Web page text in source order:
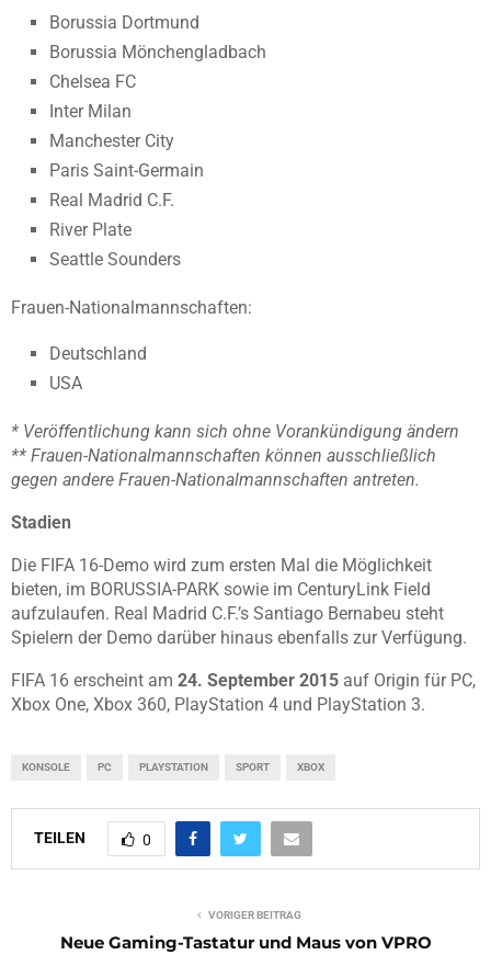
Borussia Dortmund
Borussia Mönchengladbach
Chelsea FC
Inter Milan
Manchester City
Paris Saint-Germain
Real Madrid C.F.
River Plate
Seattle Sounders
Frauen-Nationalmannschaften:
Deutschland
USA
* Veröffentlichung kann sich ohne Vorankündigung ändern
** Frauen-Nationalmannschaften können ausschließlich
gegen andere Frauen-Nationalmannschaften antreten.
Stadien
Die FIFA 16-Demo wird zum ersten Mal die Möglichkeit
bieten, im BORUSSIA-PARK sowie im CenturyLink Field
aufzulaufen. Real Madrid C.F.’s Santiago Bernabeu steht
Spielern der Demo darüber hinaus ebenfalls zur Verfügung.
FIFA 16 erscheint am 24. September 2015 auf Origin für PC,
Xbox One, Xbox 360, PlayStation 4 und PlayStation 3.
KONSOLE PC PLAYSTATION SPORT XBOX
TEILEN 0
VORIGER BEITRAG
Neue Gaming-Tastatur und Maus von VPRO